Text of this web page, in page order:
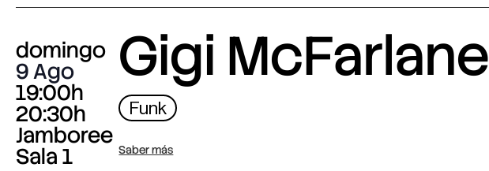
domingo
9 Ago
19:00h
20:30h
Jamboree
Sala 1
Gigi McFarlane
Funk
Saber más